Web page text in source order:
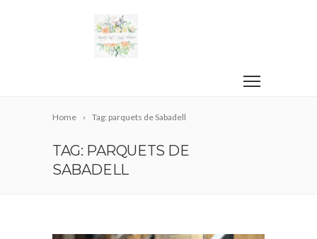
Home Tag: parquets de Sabadell
TAG: PARQUETS DE
SABADELL